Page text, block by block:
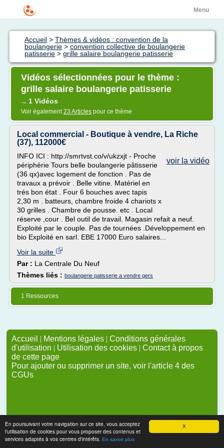
X
En poursuivant votre navigation sur ce site, vous acceptez
l'utilisation de cookies pour vous proposer des contenus et
services adaptés à vos centres d'intérêts. En savoir plus
Menu
Accueil > Thèmes & vidéos : convention de la
boulangerie > convention collective de boulangerie
patisserie > grille salaire boulangerie patisserie
Vidéos sélectionnées pour le thème :
grille salaire boulangerie patisserie
→ 1 Vidéos
Voir également23 Articles pour ce thème
Local commercial - Boutique à vendre, La Riche
(37), 112000€
voir la vidéo
INFO ICI : http://smrtvst.co/v/ukzxjt - Proche
périphérie Tours belle boulangerie pâtisserie
(36 qx)avec logement de fonction . Pas de
travaux a prévoir . Belle vitine. Matériel en
trés bon état . Four 6 bouches avec tapis
2,30 m . batteurs, chambre froide 4 chariots x
30 grilles . Chambre de pousse. etc . Local
réserve ,cour . Bel outil de travail. Magasin refait a neuf.
Exploité par le couple. Pas de tournées .Développement en
bio Exploité en sarl. EBE 17000 Euro salaires...
Voir la suite
Par : La Centrale Du Neuf
Thèmes liés : boulangerie patisserie a vendre gers
1 Ressources
Accueil | Mentions légales | Conditions générales
d'utilisation | Utilisation des cookies | Contact à propos
de cette page
Pour ajouter ou supprimer un site, voir l'article 4 des
CGUs